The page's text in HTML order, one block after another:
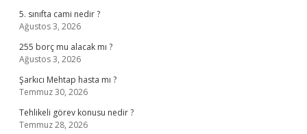
5. sınıfta cami nedir ?
Ağustos 3, 2026
255 borç mu alacak mı ?
Ağustos 3, 2026
Şarkıcı Mehtap hasta mı ?
Temmuz 30, 2026
Tehlikeli görev konusu nedir ?
Temmuz 28, 2026